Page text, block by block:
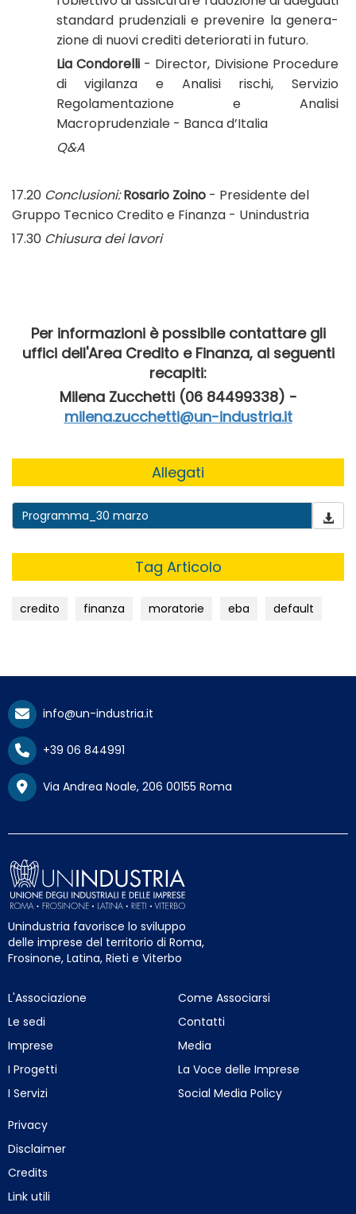
standard prudenziali e prevenire la genera-
zione di nuovi crediti deteriorati in futuro.
Lia Condorelli - Director, Divisione Procedure
di vigilanza e Analisi rischi, Servizio
Regolamentazione e Analisi
Macroprudenziale - Banca d’Italia
Q&A
17.20 Conclusioni: Rosario Zoino - Presidente del
Gruppo Tecnico Credito e Finanza - Unindustria
17.30 Chiusura dei lavori
Per informazioni è possibile contattare gli
uffici dell'Area Credito e Finanza, ai seguenti
recapiti:
Milena Zucchetti (06 84499338) -
milena.zucchetti@un-industria.it
Allegati
Programma_30 marzo
Tag Articolo
credito finanza moratorie eba default
info@un-industria.it
+39 06 844991
Via Andrea Noale, 206 00155 Roma
Unindustria favorisce lo sviluppo
delle imprese del territorio di Roma,
Frosinone, Latina, Rieti e Viterbo
L'Associazione
Le sedi
Imprese
I Progetti
I Servizi
Come Associarsi
Contatti
Media
La Voce delle Imprese
Social Media Policy
Privacy
Disclaimer
Credits
Link utili